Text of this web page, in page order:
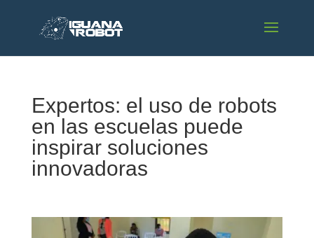
Expertos: el uso de robots
en las escuelas puede
inspirar soluciones
innovadoras